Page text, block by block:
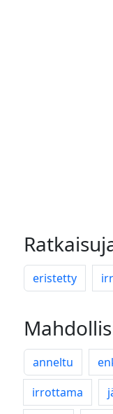
eristetty
anneltu
irrottama